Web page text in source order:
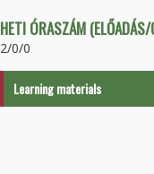
HETI ÓRASZÁM
2/0/0
Learning materials